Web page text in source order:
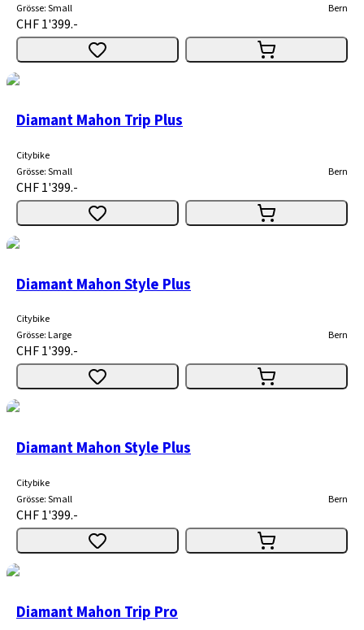
Grösse:Small Bern
CHF 1'399.-
Diamant Mahon Trip Plus
Citybike
Grösse:Small Bern
CHF 1'399.-
Diamant Mahon Style Plus
Citybike
Grösse:Large Bern
CHF 1'399.-
Diamant Mahon Style Plus
Citybike
Grösse:Small Bern
CHF 1'399.-
Diamant Mahon Trip Pro